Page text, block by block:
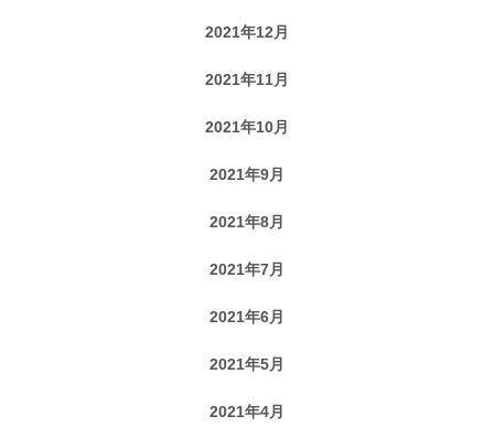
2021年12月
2021年11月
2021年10月
2021年9月
2021年8月
2021年7月
2021年6月
2021年5月
2021年4月